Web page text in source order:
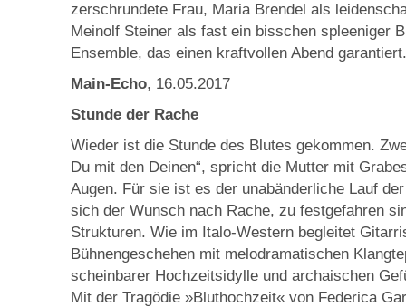
zerschrundete Frau, Maria Brendel als
Meinolf Steiner als fast ein bisschen spleeniger
Ensemble, das einen kraftvollen Abend garantiert.
Main-Echo, 16.05.2017
Stunde der Rache
Wieder ist die Stunde des Blutes gekommen.
Du mit den Deinen“, spricht die Mutter mit
Au­gen. Für sie ist es der unabänderliche Lauf
sich der Wunsch nach Rache, zu festgefahren
Strukturen. Wie im Italo-Western begleitet
Bühnengeschehen mit melodramatischen
scheinbarer Hochzeitsidylle und archaischen
Mit der Tragödie »Bluthochzeit« von Federica